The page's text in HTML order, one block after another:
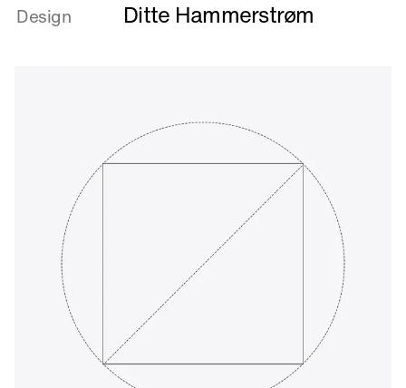
om
Design Ditte Hammerstrøm